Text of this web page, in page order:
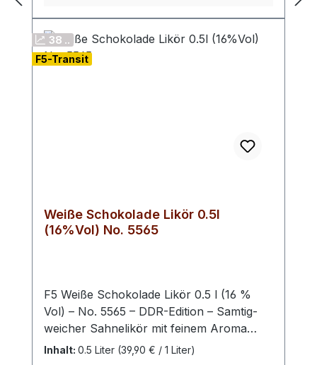
38 ..
F5-Transit
Weiße Schokolade Likör 0.5l
(16%Vol) No. 5565
F5 Weiße Schokolade Likör 0.5 l (16 %
Vol) – No. 5565 – DDR-Edition – Samtig-
weicher Sahnelikör mit feinem Aroma
weißer Schokolade. Cremig, vollmundig
Inhalt: 0.5 Liter (39,90 € / 1 Liter)